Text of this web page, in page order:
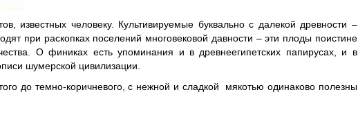
известных человеку. Культивируемые буквально с далекой древности –
при раскопках поселений многовековой давности – эти плоды поистине
О финиках есть упоминания и в древнеегипетских папирусах, и в
шумерской цивилизации.
до темно-коричневого, с нежной и сладкой мякотью одинаково полезны